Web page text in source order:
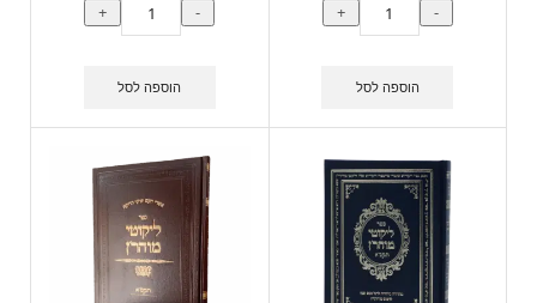
-
+
הוספה לסל
-
+
הוספה לסל